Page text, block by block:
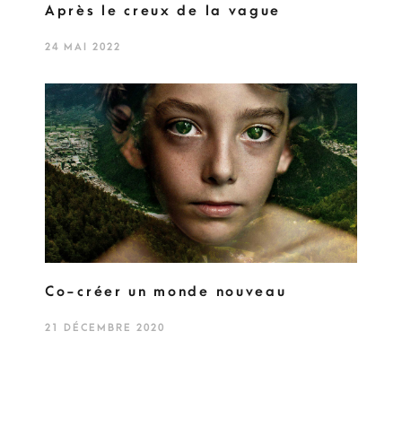
Après le creux de la vague
24 MAI 2022
Co-créer un monde nouveau
21 DÉCEMBRE 2020